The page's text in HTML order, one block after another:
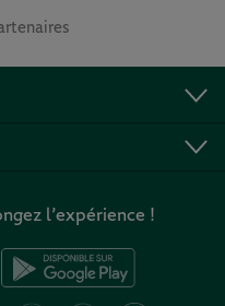
l’expérience !